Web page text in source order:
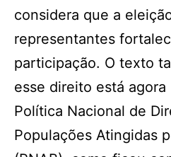
considera que a
representantes
participação. O texto
esse direito está
Política Nacional de
Populações Atingidas